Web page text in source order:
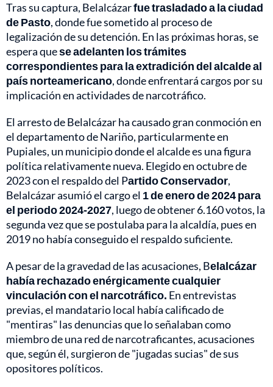
Tras su captura, Belalcázarfue trasladado a la ciudad
de Pasto, donde fue sometido al proceso de
legalización de su detención. En las próximas horas, se
espera quese adelanten los trámites
correspondientes para la extradición del alcalde al
país norteamericano, donde enfrentará cargos por su
implicación en actividades de narcotráfico.
El arresto de Belalcázar ha causado gran conmoción en
el departamento de Nariño, particularmente en
Pupiales, un municipio donde el alcalde es una figura
política relativamente nueva. Elegido en octubre de
2023 con el respaldo del Partido Conservador,
Belalcázar asumió el cargo el 1 de enero de 2024 para
el periodo 2024-2027, luego de obtener 6.160 votos, la
segunda vez que se postulaba para la alcaldía, pues en
2019 no había conseguido el respaldo suficiente.
A pesar de la gravedad de las acusaciones, Belalcázar
había rechazado enérgicamente cualquier
vinculación con el narcotráfico. En entrevistas
previas, el mandatario local había calificado de
"mentiras" las denuncias que lo señalaban como
miembro de una red de narcotraficantes, acusaciones
que, según él, surgieron de "jugadas sucias" de sus
opositores políticos.